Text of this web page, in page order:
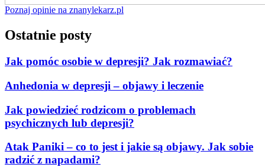
Poznaj opinie na znanylekarz.pl
Ostatnie posty
Jak pomóc osobie w depresji? Jak rozmawiać?
Anhedonia w depresji – objawy i leczenie
Jak powiedzieć rodzicom o problemach
psychicznych lub depresji?
Atak Paniki – co to jest i jakie są objawy. Jak sobie
radzić z napadami?